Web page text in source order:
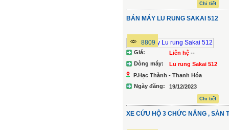
Chi tiết
BÁN MÁY LU RUNG SAKAI 512
8809
Giá: Liên hệ --
Dòng máy:
Lu rung Sakai 512
P.Hạc Thành - Thanh Hóa
Ngày đăng:
19/12/2023
Chi tiết
XE CỨU HỘ 3 CHỨC NĂNG , SÀN